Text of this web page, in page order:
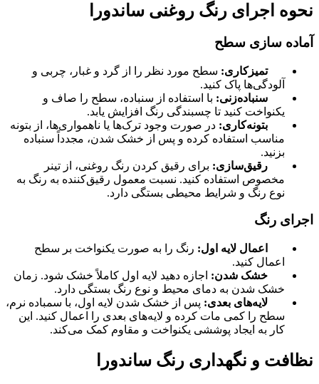
نحوه اجرای رنگ روغنی ساندورا
آماده سازی سطح
تمیزکاری: سطح مورد نظر را از گرد و غبار، چربی و
آلودگی‌ها پاک کنید.
سنباده‌زنی: با استفاده از سنباده، سطح را صاف و
یکنواخت کنید تا چسبندگی رنگ افزایش یابد.
بتونه‌کاری: در صورت وجود ترک‌ها یا ناهمواری‌ها، از بتونه
مناسب استفاده کرده و پس از خشک شدن، مجدداً سنباده
بزنید.
رقیق‌سازی: برای رقیق کردن رنگ روغنی، از تینر
مخصوص استفاده کنید. نسبت معمول رقیق‌کننده به رنگ به
نوع رنگ و شرایط محیطی بستگی دارد.
اجرای رنگ
اعمال لایه اول: رنگ را به صورت یکنواخت بر سطح
اعمال کنید.
خشک شدن: اجازه دهید لایه اول کاملاً خشک شود. زمان
خشک شدن به دمای محیط و نوع رنگ بستگی دارد.
لایه‌های بعدی: پس از خشک شدن لایه اول، با سمباده نرم،
سطح را کمی مات کرده و لایه‌های بعدی را اعمال کنید. این
کار به ایجاد پوششی یکنواخت و مقاوم کمک می‌کند.
نظافت و نگهداری رنگ ساندورا